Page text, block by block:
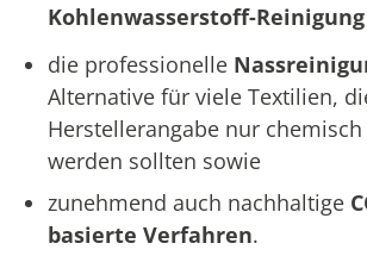
Kohlenwasserstoff-Reinigung
die professionelle
Alternative für viele Textilien,
Herstellerangabe nur
werden sollten sowie
zunehmend auch nachhaltige
basierte Verfahren.